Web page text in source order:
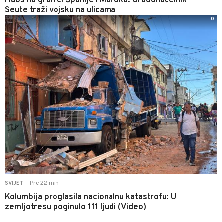
Seute traži vojsku na ulicama
SVIJET Pre 22 min
Kolumbija proglasila nacionalnu katastrofu: U
zemljotresu poginulo 111 ljudi (Video)
0